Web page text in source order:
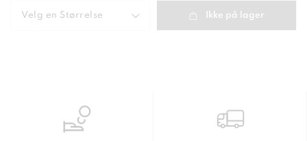
Velg en Størrelse Ikke på lager